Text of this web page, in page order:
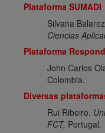
Plataforma SUMADI
Silvana
Ciencias
Plataforma
John Carlos
Colombia.
Diversas
Rui Ribeiro.
FCT, Portugal.